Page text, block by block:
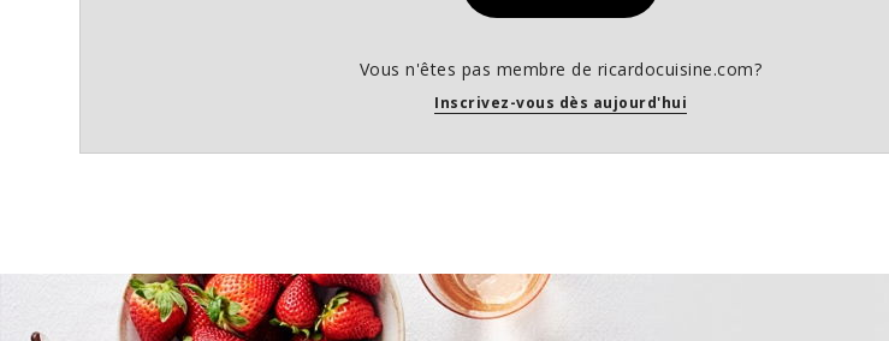
Vous n'êtes pas membre de ricardocuisine.com?
Inscrivez-vous dès aujourd'hui